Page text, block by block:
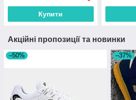
Купити
Акційні пропозиції та новинки
–50% –37%